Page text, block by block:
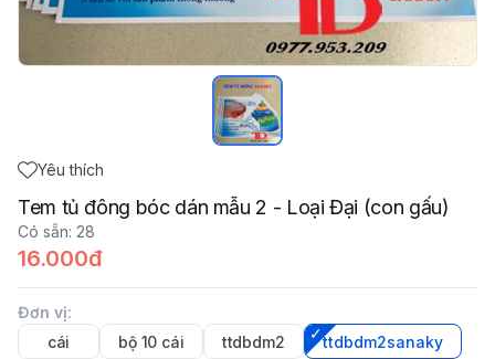
Yêu thích
Tem tủ đông bóc dán mẫu 2 - Loại Đại (con gấu)
Có sẵn: 28
16.000đ
Đơn vị:
cái
bộ 10 cái ttdbdm2 ttdbdm2sanaky